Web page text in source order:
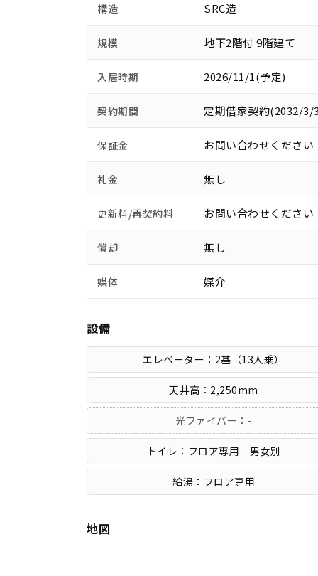
構造 SRC造
規模 地下2階付 9階建て
入居時期 2026/11/1(予定)
契約期間 定期借家契約(2032/3/
保証金 お問い合わせください
礼金 無し
更新料/再契約料 お問い合わせください
償却 無し
媒体 媒介
設備
エレベーター：2基（13人乗）
天井高：2,250mm
光ファイバー：-
トイレ：フロア専用 男女別
給湯：フロア専用
地図